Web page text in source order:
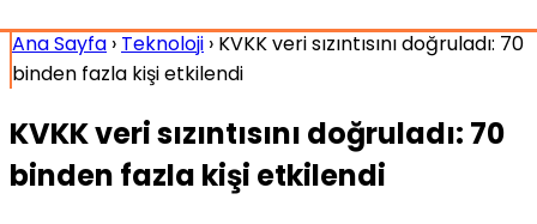
Ana Sayfa › Teknoloji › KVKK veri sızıntısını doğruladı: 70
binden fazla kişi etkilendi
KVKK veri sızıntısını doğruladı: 70
binden fazla kişi etkilendi